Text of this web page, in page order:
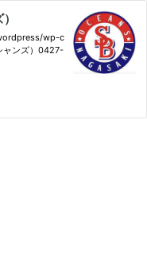
wp-c
ンズ）0427-